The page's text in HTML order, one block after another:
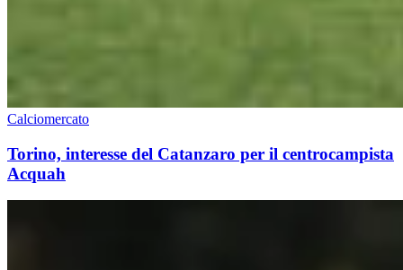
Calciomercato
Torino, interesse del Catanzaro per il centrocampista
Acquah